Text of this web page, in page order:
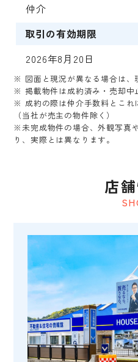
仲介
取引の有効期限
2026年8月20日
※ 図面と現況が異なる場合は、
※ 掲載物件は成約済み・売却中
※ 成約の際は仲介手数料とこれ
（当社が売主の物件除く）
※未完成物件の場合、外観写真
り、実際とは異なります。
店